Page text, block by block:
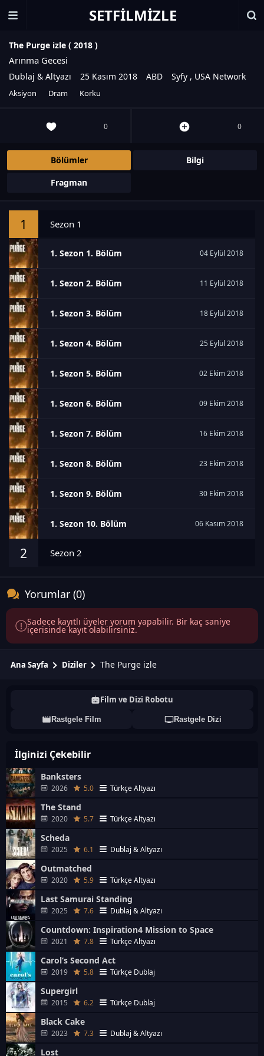
SETFILMIZLE
The Purge izle ( 2018 )
Arınma Gecesi
Dublaj & Altyazı 25 Kasım 2018 ABD Syfy , USA Network
Aksiyon Dram Korku
0 0
Bölümler
Bilgi
Fragman
1 Sezon 1
1. Sezon 1. Bölüm 04 Eylül 2018
1. Sezon 2. Bölüm 11 Eylül 2018
1. Sezon 3. Bölüm 18 Eylül 2018
1. Sezon 4. Bölüm 25 Eylül 2018
1. Sezon 5. Bölüm 02 Ekim 2018
1. Sezon 6. Bölüm 09 Ekim 2018
1. Sezon 7. Bölüm 16 Ekim 2018
1. Sezon 8. Bölüm 23 Ekim 2018
1. Sezon 9. Bölüm 30 Ekim 2018
1. Sezon 10. Bölüm 06 Kasım 2018
2 Sezon 2
Yorumlar (0)
Sadece kayıtlı üyeler yorum yapabilir. Bir kaç saniye
içerisinde kayıt olabilirsiniz.
Ana Sayfa Diziler The Purge izle
Film ve Dizi Robotu
Rastgele Film Rastgele Dizi
İlginizi Çekebilir
Banksters
2026 5.0 Türkçe Altyazı
The Stand
2020 5.7 Türkçe Altyazı
Scheda
2025 6.1 Dublaj & Altyazı
Outmatched
2020 5.9 Türkçe Altyazı
Last Samurai Standing
2025 7.6 Dublaj & Altyazı
Countdown: Inspiration4 Mission to Space
2021 7.8 Türkçe Altyazı
Carol’s Second Act
2019 5.8 Türkçe Dublaj
Supergirl
2015 6.2 Türkçe Dublaj
Black Cake
2023 7.3 Dublaj & Altyazı
Lost